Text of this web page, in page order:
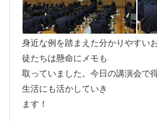
身近な例を踏まえた分かりやすい
徒たちは懸命にメモも
取っていました。今日の講演会で
生活にも活かしていき
ます！